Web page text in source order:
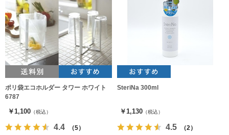
ポリ袋エコホルダー タワー ホワイト
6787
￥1,100 （税込）
4.4 （5）
SteriNa 300ml
￥1,130 （税込）
4.5 （2）